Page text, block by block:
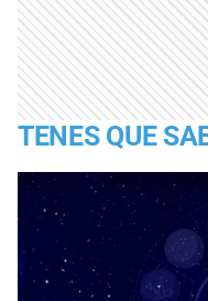
TENES QUE